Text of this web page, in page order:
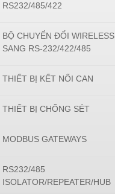
RS232/485/422
BỘ CHUYỂN ĐỔI WIRELESS
SANG RS-232/422/485
THIẾT BỊ KẾT NỐI CAN
THIẾT BỊ CHỐNG SÉT
MODBUS GATEWAYS
RS232/485
ISOLATOR/REPEATER/HUB